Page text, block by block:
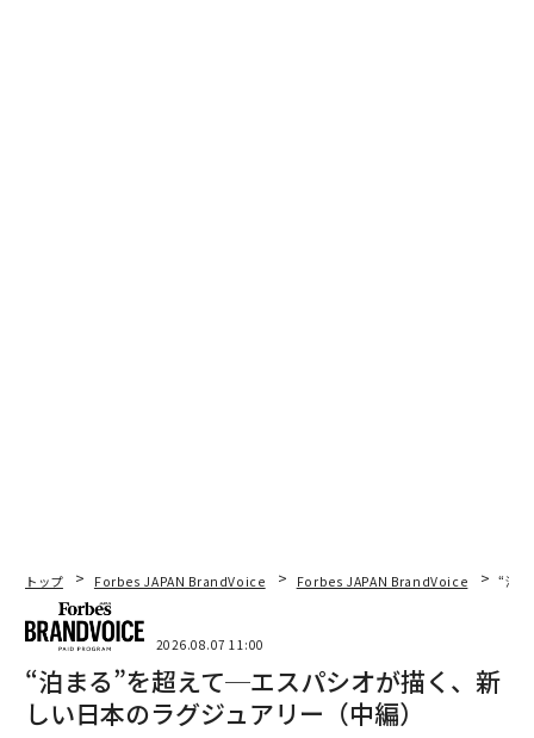
トップ Forbes JAPAN BrandVoice Forbes JAPAN BrandVoice “泊
2026.08.07 11:00
“泊まる”を超えて─エスパシオが描く、新
しい日本のラグジュアリー（中編）